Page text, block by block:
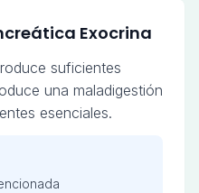
Exocrina
suficientes
una maladigestión
esenciales.